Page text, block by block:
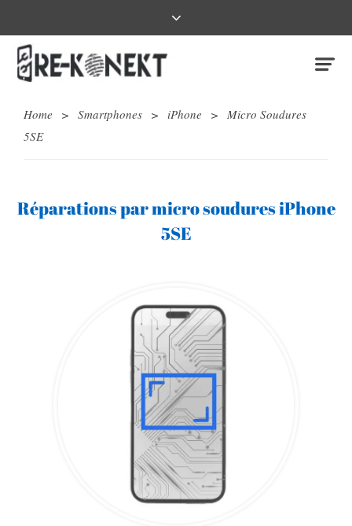
Home > Smartphones > iPhone > Micro Soudures
5SE
Réparations par micro soudures iPhone
5SE